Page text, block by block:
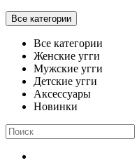
Все категории
Все категории
Женские угги
Мужские угги
Детские угги
Аксессуары
Новинки